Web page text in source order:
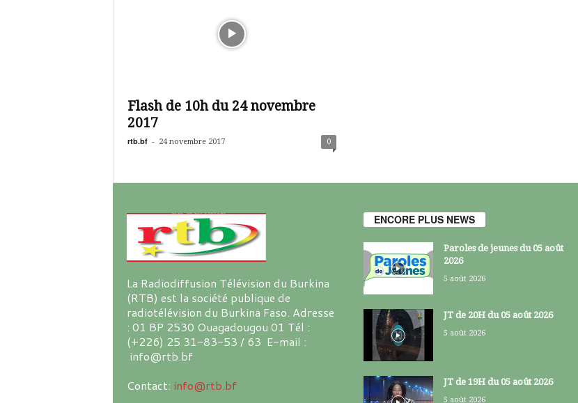
Flash de 10h du 24 novembre
2017
rtb.bf - 24 novembre 2017 0
La Radiodiffusion Télévision du Burkina
(RTB) est la société publique de
radiotélévision du Burkina Faso. Adresse
: 01 BP 2530 Ouagadougou 01 Tél :
(+226) 25 31-83-53 / 63 E-mail :
info@rtb.bf
Contact: info@rtb.bf
ENCORE PLUS NEWS
Paroles de jeunes du 05 août
2026
5 août 2026
JT de 20H du 05 août 2026
5 août 2026
JT de 19H du 05 août 2026
5 août 2026